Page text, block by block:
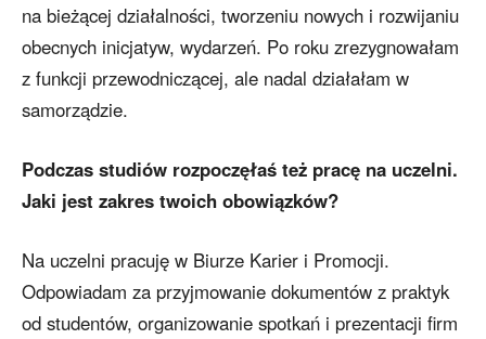
na bieżącej działalności, tworzeniu nowych i rozwijaniu
obecnych inicjatyw, wydarzeń. Po roku zrezygnowałam
z funkcji przewodniczącej, ale nadal działałam w
samorządzie.
Podczas studiów rozpoczęłaś też pracę na uczelni.
Jaki jest zakres twoich obowiązków?
Na uczelni pracuję w Biurze Karier i Promocji.
Odpowiadam za przyjmowanie dokumentów z praktyk
od studentów, organizowanie spotkań i prezentacji firm